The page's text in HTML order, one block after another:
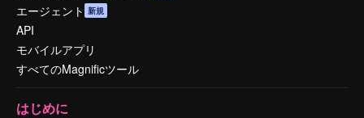
エージェント 新規
API
モバイルアプリ
すべてのMagnificツール
はじめに